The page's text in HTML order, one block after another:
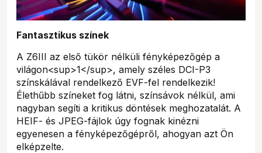
Fantasztikus színek
A Z6III az első tükör nélküli fényképezőgép a
világon<sup>1</sup>, amely széles DCI-P3
színskálával rendelkező EVF-fel rendelkezik!
Élethűbb színeket fog látni, színsávok nélkül, ami
nagyban segíti a kritikus döntések meghozatalát. A
HEIF- és JPEG-fájlok úgy fognak kinézni
egyenesen a fényképezőgépről, ahogyan azt Ön
elképzelte.